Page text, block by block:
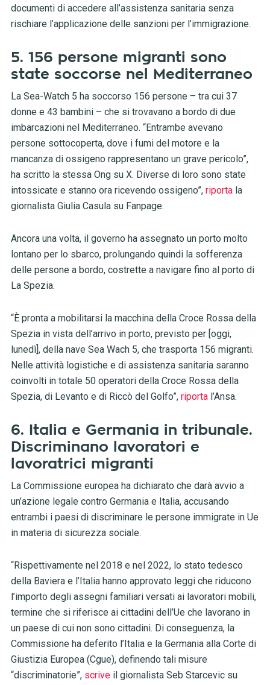
documenti di accedere all’assistenza sanitaria senza
rischiare l’applicazione delle sanzioni per l’immigrazione.
5. 156 persone migranti sono
state soccorse nel Mediterraneo
La Sea-Watch 5 ha soccorso 156 persone – tra cui 37
donne e 43 bambini – che si trovavano a bordo di due
imbarcazioni nel Mediterraneo. “Entrambe avevano
persone sottocoperta, dove i fumi del motore e la
mancanza di ossigeno rappresentano un grave pericolo”,
ha scritto la stessa Ong su X. Diverse di loro sono state
intossicate e stanno ora ricevendo ossigeno”, riportala
giornalista Giulia Casula su Fanpage.
Ancora una volta, il governo ha assegnato un porto molto
lontano per lo sbarco, prolungando quindi la sofferenza
delle persone a bordo, costrette a navigare fino al porto di
La Spezia.
“È pronta a mobilitarsi la macchina della Croce Rossa della
Spezia in vista dell’arrivo in porto, previsto per [oggi,
lunedì], della nave Sea Wach 5, che trasporta 156 migranti.
Nelle attività logistiche e di assistenza sanitaria saranno
coinvolti in totale 50 operatori della Croce Rossa della
Spezia, di Levanto e di Riccò del Golfo”, riporta l’Ansa.
6. Italia e Germania in tribunale.
Discriminano lavoratori e
lavoratrici migranti
La Commissione europea ha dichiarato che darà avvio a
un’azione legale contro Germania e Italia, accusando
entrambi i paesi di discriminare le persone immigrate in Ue
in materia di sicurezza sociale.
“Rispettivamente nel 2018 e nel 2022, lo stato tedesco
della Baviera e l’Italia hanno approvato leggi che riducono
l’importo degli assegni familiari versati ai lavoratori mobili,
termine che si riferisce ai cittadini dell’Ue che lavorano in
un paese di cui non sono cittadini. Di conseguenza, la
Commissione ha deferito l’Italia e la Germania alla Corte di
Giustizia Europea (Cgue), definendo tali misure
“discriminatorie”, scriveil giornalista Seb Starcevic su